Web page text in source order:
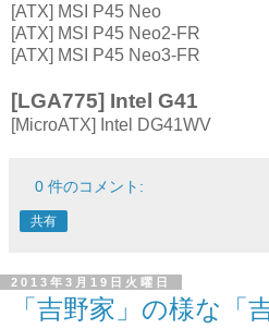
[ATX] MSI P45 Neo
[ATX] MSI P45 Neo2-FR
[ATX] MSI P45 Neo3-FR
[LGA775] Intel G41
[MicroATX] Intel DG41WV
0 件のコメント:
共有
2013年3月19日火曜日
「吉野家」の様な「